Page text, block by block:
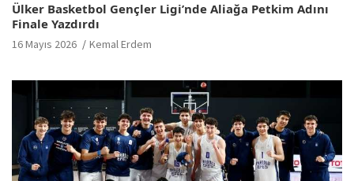
Ülker Basketbol Gençler Ligi’nde Aliağa Petkim Adını
Finale Yazdırdı
16 Mayıs 2026 Kemal Erdem